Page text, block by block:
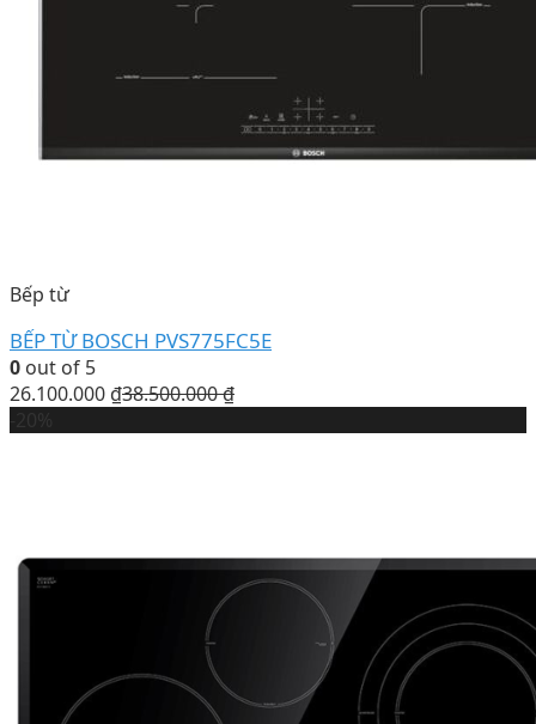
Bếp từ
BẾP TỪ BOSCH PVS775FC5E
0 out of 5
26.100.000 ₫38.500.000₫